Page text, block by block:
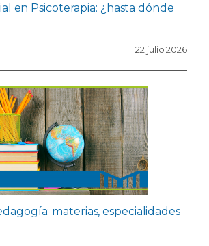
en Psicoterapia: ¿hasta dónde
22 julio 2026
materias, especialidades